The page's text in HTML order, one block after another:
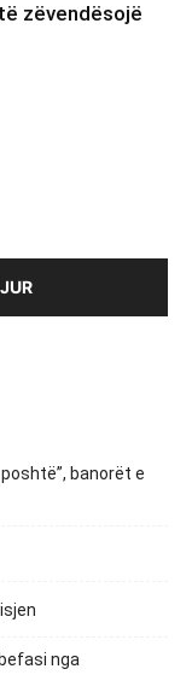
zëvendësojë
banorët e
nga